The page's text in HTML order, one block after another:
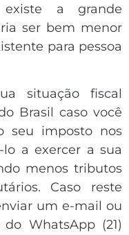
a grande
ser bem menor
para pessoa
situação fiscal
Brasil caso você
seu imposto nos
a exercer a sua
menos tributos
Caso reste
um e-mail ou
WhatsApp (21)